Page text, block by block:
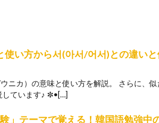
使い方から서(아서/어서)との違い
ニカ）の意味と使い方を解説。 さらに、
しています♪ ✼•[…]
」テーマで覚える！韓国語勉強中